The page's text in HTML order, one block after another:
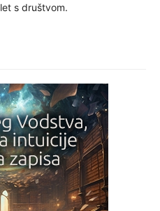
s društvom.